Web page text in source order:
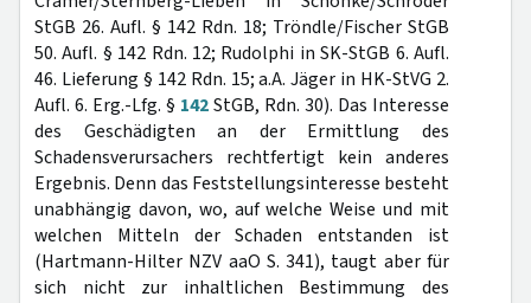
StGB 26. Aufl. § 142 Rdn. 18; Tröndle/Fischer StGB
50. Aufl. § 142 Rdn. 12; Rudolphi in SK-StGB 6. Aufl.
46. Lieferung § 142 Rdn. 15; a.A. Jäger in HK-StVG 2.
Aufl. 6. Erg.-Lfg. § 142StGB, Rdn. 30). Das Interesse
des Geschädigten an der Ermittlung des
Schadensverursachers rechtfertigt kein anderes
Ergebnis. Denn das Feststellungsinteresse besteht
unabhängig davon, wo, auf welche Weise und mit
welchen Mitteln der Schaden entstanden ist
(Hartmann-Hilter NZV aaO S. 341), taugt aber für
sich nicht zur inhaltlichen Bestimmung des